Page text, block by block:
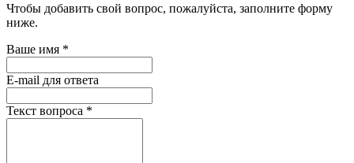
Чтобы добавить свой вопрос, пожалуйста, заполните форму
ниже.
Ваше имя *
E-mail для ответа
Текст вопроса *